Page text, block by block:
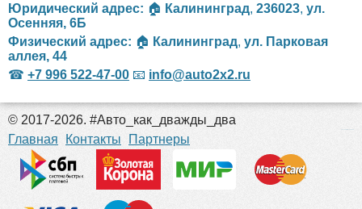
Юридический адрес: 🏠 Калининград, 236023, ул.
Осенняя, 6Б
Физический адрес: 🏠 Калининград, ул. Парковая
аллея, 44
☎ +7 996 522-47-00 📧 info@auto2x2.ru
© 2017-2026. #Авто_как_дважды_два
Главная
Контакты Партнеры